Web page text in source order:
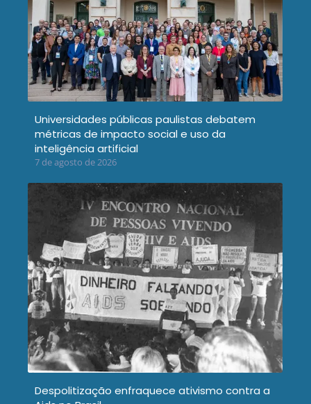
Universidades públicas paulistas debatem
métricas de impacto social e uso da
inteligência artificial
7 de agosto de 2026
Despolitização enfraquece ativismo contra a